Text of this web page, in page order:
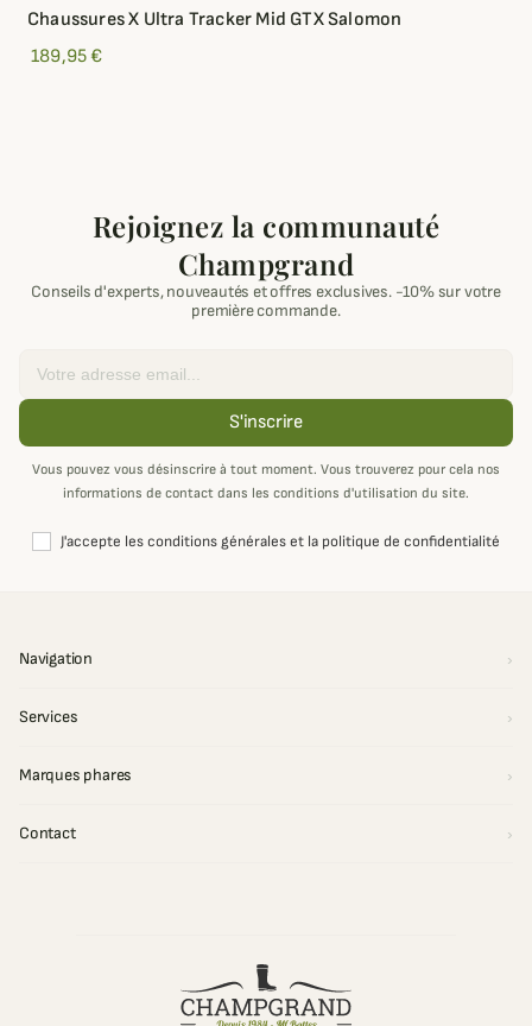
Chaussures X Ultra Tracker Mid GTX Salomon
189,95 €
Rejoignez la communauté
Champgrand
Conseils d'experts, nouveautés et offres exclusives. -10% sur votre
première commande.
S'inscrire
Vous pouvez vous désinscrire à tout moment. Vous trouverez pour cela nos
informations de contact dans les conditions d'utilisation du site.
J'accepte les conditions générales et la politique de confidentialité
Navigation
Services
Marques phares
Contact